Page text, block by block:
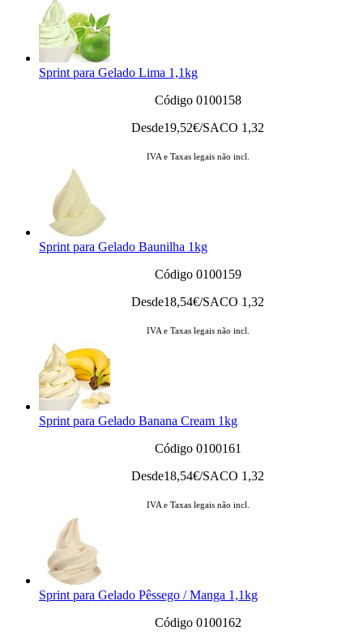
Sprint para Gelado Lima 1,1kg
Código 0100158
Desde19,52€/SACO 1,32
IVA e Taxas legais não incl.
Sprint para Gelado Baunilha 1kg
Código 0100159
Desde18,54€/SACO 1,32
IVA e Taxas legais não incl.
Sprint para Gelado Banana Cream 1kg
Código 0100161
Desde18,54€/SACO 1,32
IVA e Taxas legais não incl.
Sprint para Gelado Pêssego / Manga 1,1kg
Código 0100162